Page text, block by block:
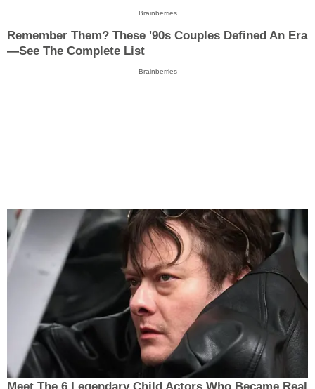
Brainberries
Remember Them? These '90s Couples Defined An Era
—See The Complete List
Brainberries